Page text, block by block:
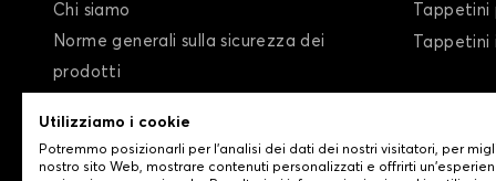
Chi siamo
Norme generali sulla sicurezza dei
prodotti
Contattaci
Utilizziamo i cookie
Potremmo posizionarli per l'analisi dei dati dei nostri visitatori, per
nostro sito Web, mostrare contenuti personalizzati e offrirti